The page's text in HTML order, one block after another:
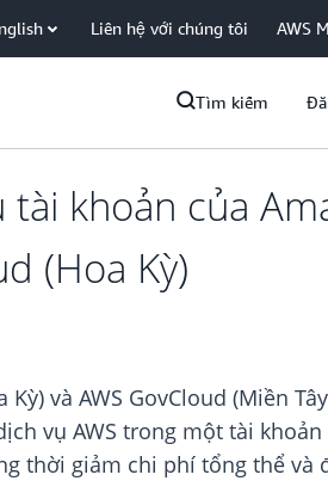
Liên hệ với chúng tôi AWS
Tìm kiếm
khoản của
(Hoa Kỳ)
và AWS GovCloud (Miền
vụ AWS trong một tài
thời giảm chi phí tổng thể và